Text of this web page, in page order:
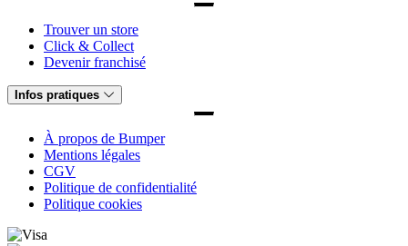
Trouver un store
Click & Collect
Devenir franchisé
Infos pratiques
À propos de Bumper
Mentions légales
CGV
Politique de confidentialité
Politique cookies